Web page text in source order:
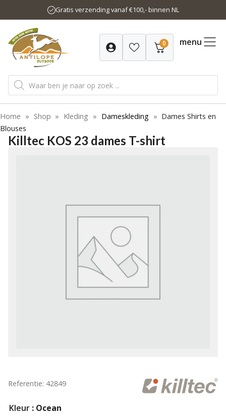
naar
inhoud
Gratis verzending vanaf €100,- binnen NL
0 menu
Producten
zoeken
Home » Shop » Kleding » Dameskleding » Dames Shirts en
Blouses
Killtec KOS 23 dames T-shirt
Referentie: 42849
Kleur : Ocean